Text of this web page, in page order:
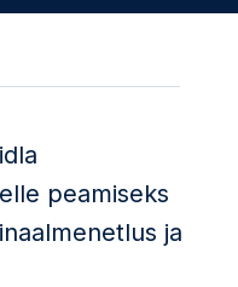
ja
ning kehtivad
peamiseks
ja